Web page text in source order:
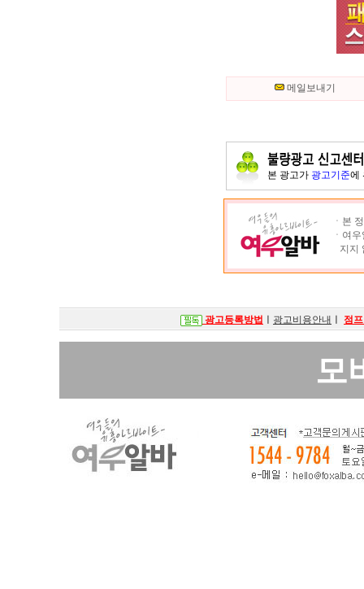
메일보내기
본 광고가 광고기준에
ㆍ본
ㆍ여
지지
광고등록방법 광고비용안내 점
모